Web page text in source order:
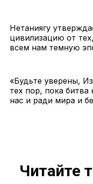
Нетаниягу
цивилизацию от
всем нам темную
«Будьте уверены,
тех пор, пока битва
нас и ради мира и
Читайте